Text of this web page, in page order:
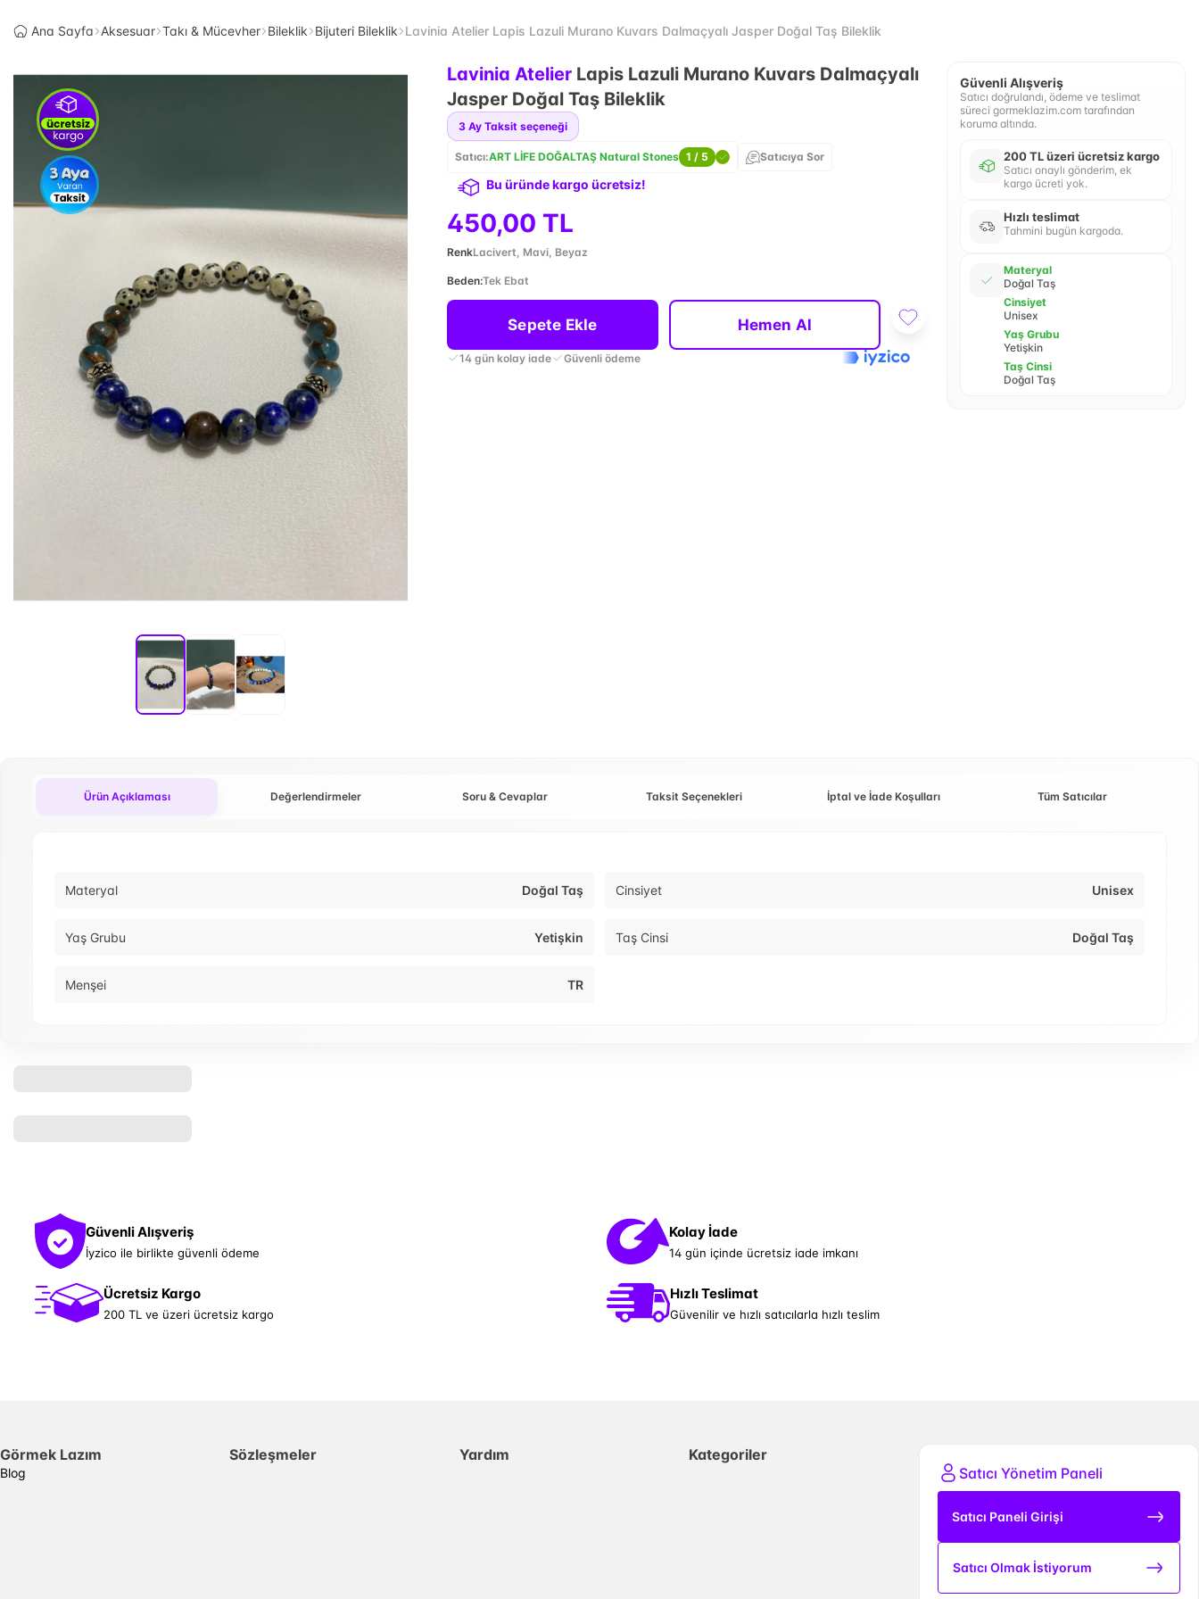
Ana Sayfa Aksesuar Takı & Mücevher Bileklik Bijuteri Bileklik Lavinia Atelier Lapis Lazuli Murano Kuvars Dalmaçyalı Jasper Doğal Taş Bileklik
Lavinia Atelier Lapis Lazuli Murano Kuvars Dalmaçyalı
Jasper Doğal Taş Bileklik
3 Ay Taksit seçeneği
Satıcı:ART LİFE DOĞALTAŞ Natural Stones 1 / 5 Satıcıya Sor
Bu üründe kargo ücretsiz!
450,00 TL
RenkLacivert, Mavi, Beyaz
Beden:Tek Ebat
Sepete Ekle Hemen Al
14 gün kolay iade Güvenli ödeme
Güvenli Alışveriş
Satıcı doğrulandı, ödeme ve teslimat
süreci gormeklazim.com tarafından
koruma altında.
200 TL üzeri ücretsiz kargo
Satıcı onaylı gönderim, ek
kargo ücreti yok.
Hızlı teslimat
Tahmini bugün kargoda.
Materyal
Doğal Taş
Cinsiyet
Unisex
Yaş Grubu
Yetişkin
Taş Cinsi
Doğal Taş
Ürün Açıklaması Değerlendirmeler Soru & Cevaplar Taksit Seçenekleri İptal ve İade Koşulları Tüm Satıcılar
Materyal Doğal Taş Cinsiyet Unisex
Yaş Grubu Yetişkin Taş Cinsi Doğal Taş
Menşei TR
Güvenli Alışveriş
İyzico ile birlikte güvenli ödeme
Kolay İade
14 gün içinde ücretsiz iade imkanı
Ücretsiz Kargo
200 TL ve üzeri ücretsiz kargo
Hızlı Teslimat
Güvenilir ve hızlı satıcılarla hızlı teslim
Görmek Lazım
Blog
Sözleşmeler Yardım
Kategoriler
Satıcı Yönetim Paneli
Satıcı Paneli Girişi
Satıcı Olmak İstiyorum